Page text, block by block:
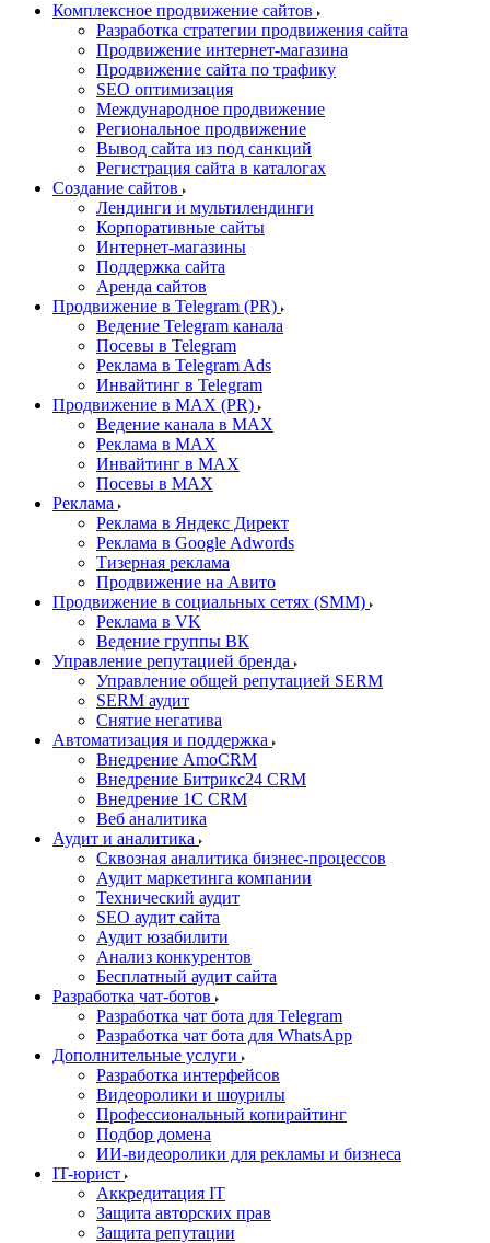
Комплексное продвижение сайтов
Разработка стратегии продвижения сайта
Продвижение интернет-магазина
Продвижение сайта по трафику
SEO оптимизация
Международное продвижение
Региональное продвижение
Вывод сайта из под санкций
Регистрация сайта в каталогах
Создание сайтов
Лендинги и мультилендинги
Корпоративные сайты
Интернет-магазины
Поддержка сайта
Аренда сайтов
Продвижение в Telegram (PR)
Ведение Telegram канала
Посевы в Telegram
Реклама в Telegram Ads
Инвайтинг в Telegram
Продвижение в MAX (PR)
Ведение канала в MAX
Реклама в MAX
Инвайтинг в MAX
Посевы в MAX
Реклама
Реклама в Яндекс Директ
Реклама в Google Adwords
Тизерная реклама
Продвижение на Авито
Продвижение в социальных сетях (SMM)
Реклама в VK
Ведение группы ВК
Управление репутацией бренда
Управление общей репутацией SERM
SERM аудит
Снятие негатива
Автоматизация и поддержка
Внедрение AmoCRM
Внедрение Битрикс24 CRM
Внедрение 1C CRM
Веб аналитика
Аудит и аналитика
Сквозная аналитика бизнес-процессов
Аудит маркетинга компании
Технический аудит
SEO аудит сайта
Аудит юзабилити
Анализ конкурентов
Бесплатный аудит сайта
Разработка чат-ботов
Разработка чат бота для Telegram
Разработка чат бота для WhatsApp
Дополнительные услуги
Разработка интерфейсов
Видеоролики и шоурилы
Профессиональный копирайтинг
Подбор домена
ИИ-видеоролики для рекламы и бизнеса
IT-юрист
Аккредитация IT
Защита авторских прав
Защита репутации